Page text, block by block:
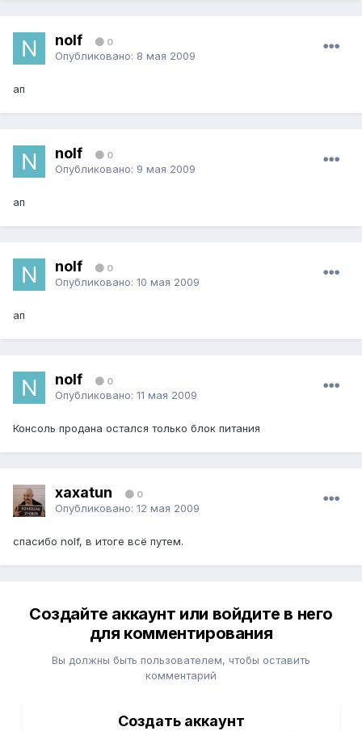
nolf 0
Опубликовано: 8 мая 2009
ап
nolf 0
Опубликовано: 9 мая 2009
ап
nolf 0
Опубликовано: 10 мая 2009
ап
nolf 0
Опубликовано: 11 мая 2009
Консоль продана остался только блок питания
xaxatun 0
Опубликовано: 12 мая 2009
спасибо nolf, в итоге всё путем.
Создайте аккаунт или войдите в него
для комментирования
Вы должны быть пользователем, чтобы оставить
комментарий
Создать аккаунт